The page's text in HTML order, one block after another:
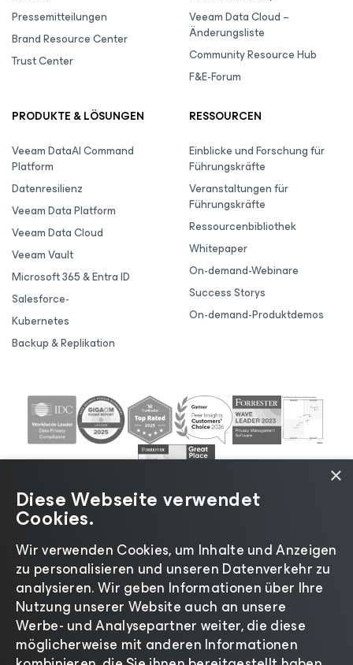
Pressemitteilungen
Brand Resource Center
Trust Center
Veeam Data Cloud –
Änderungsliste
Community Resource Hub
F&E-Forum
PRODUKTE & LÖSUNGEN
Veeam DataAI Command
Platform
Datenresilienz
Veeam Data Platform
Veeam Data Cloud
Veeam Vault
Microsoft 365 & Entra ID
Salesforce-
Kubernetes
Backup & Replikation
RESSOURCEN
Einblicke und Forschung für
Führungskräfte
Veranstaltungen für
Führungskräfte
Ressourcenbibliothek
Whitepaper
On-demand-Webinare
Success Storys
On-demand-Produktdemos
©2026 Veeam® Software |Datenschutzrichtlinie|
Cookies|Rechtliches |Lizenzierungsrichtlinie|
Lieferanten-Ressourcen| Impressum
×
Diese Webseite verwendet
Cookies.
Wir verwenden Cookies, um Inhalte und Anzeigen
zu personalisieren und unseren Datenverkehr zu
analysieren. Wir geben Informationen über Ihre
Nutzung unserer Website auch an unsere
Werbe- und Analysepartner weiter, die diese
möglicherweise mit anderen Informationen